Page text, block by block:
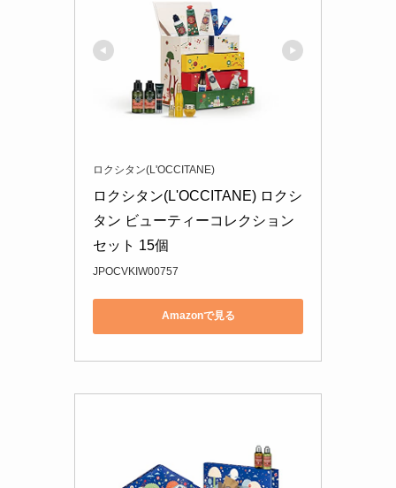
ロクシタン(L'OCCITANE)
ロクシタン(L'OCCITANE) ロクシ
タン ビューティーコレクション
セット 15個
JPOCVKIW00757
Amazonで見る